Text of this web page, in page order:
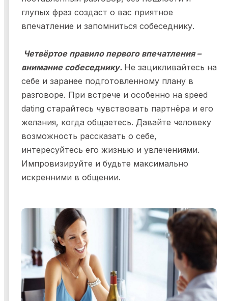
глупых фраз создаст о вас приятное
впечатление и запомниться собеседнику.
Четвёртое правило первого впечатления –
внимание собеседнику. Не зацикливайтесь на
себе и заранее подготовленному плану в
разговоре. При встрече и особенно на speed
dating старайтесь чувствовать партнёра и его
желания, когда общаетесь. Давайте человеку
возможность рассказать о себе,
интересуйтесь его жизнью и увлечениями.
Импровизируйте и будьте максимально
искренними в общении.